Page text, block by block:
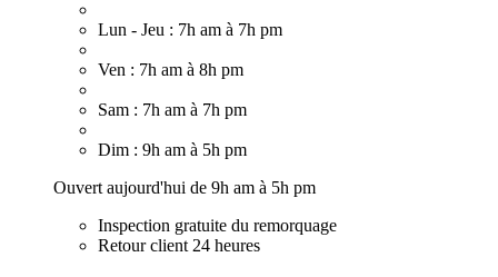
Lun - Jeu : 7h am à 7h pm
Ven : 7h am à 8h pm
Sam : 7h am à 7h pm
Dim : 9h am à 5h pm
Ouvert aujourd'hui de 9h am à 5h pm
Inspection gratuite du remorquage
Retour client 24 heures